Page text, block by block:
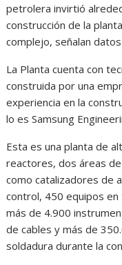
petrolera invirtió
construcción de la
complejo, señalan datos
La Planta cuenta con
construida por una
experiencia en la
lo es Samsung
Esta es una planta de
reactores, dos áreas
como catalizadores de
control, 450 equipos en
más de 4.900
de cables y más de
soldadura durante la